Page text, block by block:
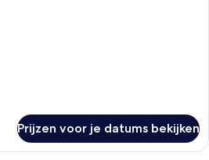
Prijzen voor je datums bekijken